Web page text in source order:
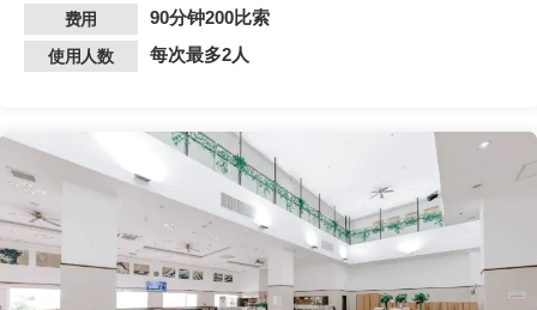
费用 90分钟200比索
使用人数 每次最多2人